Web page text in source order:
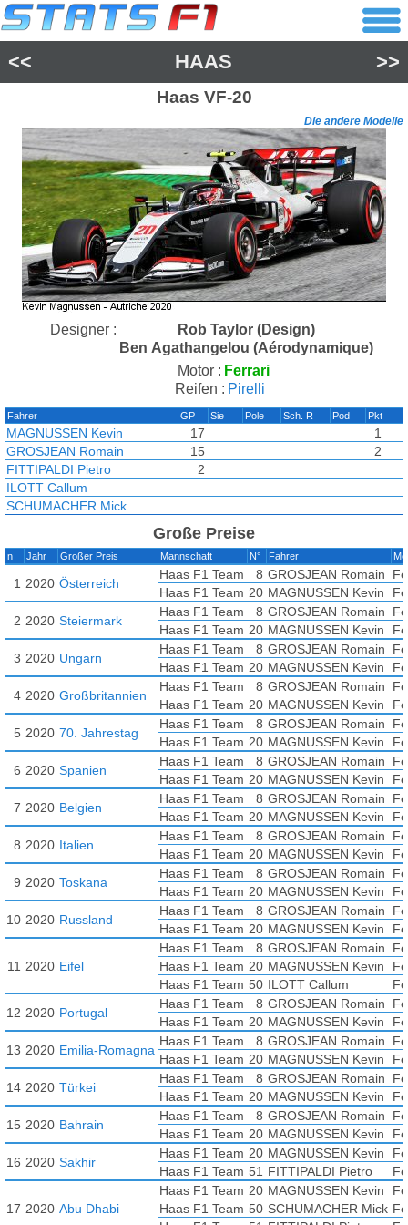
<< HAAS >>
Haas VF-20
Die andere Modelle
Designer :
Rob Taylor (Design)
Ben Agathangelou (Aérodynamique)
Motor : Ferrari
Reifen : Pirelli
Fahrer GP Sie Pole Sch. R Pod Pkt
MAGNUSSEN Kevin 17
1
GROSJEAN Romain
15
2
FITTIPALDI Pietro
2
ILOTT Callum
SCHUMACHER Mick
Große Preise
n Jahr Großer Preis Mannschaft N° Fahrer
1 2020 Österreich
Haas F1 Team 8 GROSJEAN Romain
Haas F1 Team 20 MAGNUSSEN Kevin
2 2020 Steiermark
Haas F1 Team 8 GROSJEAN Romain
Haas F1 Team 20 MAGNUSSEN Kevin
3 2020 Ungarn
Haas F1 Team 8 GROSJEAN Romain
Haas F1 Team 20 MAGNUSSEN Kevin
4 2020 Großbritannien
Haas F1 Team 8 GROSJEAN Romain
Haas F1 Team 20 MAGNUSSEN Kevin
5 2020 70. Jahrestag
Haas F1 Team 8 GROSJEAN Romain
Haas F1 Team 20 MAGNUSSEN Kevin
6 2020 Spanien
Haas F1 Team 8 GROSJEAN Romain
Haas F1 Team 20 MAGNUSSEN Kevin
7 2020 Belgien
Haas F1 Team 8 GROSJEAN Romain
Haas F1 Team 20 MAGNUSSEN Kevin
8 2020 Italien
Haas F1 Team 8 GROSJEAN Romain
Haas F1 Team 20 MAGNUSSEN Kevin
9 2020 Toskana
Haas F1 Team 8 GROSJEAN Romain
Haas F1 Team 20 MAGNUSSEN Kevin
10 2020 Russland
Haas F1 Team 8 GROSJEAN Romain
Haas F1 Team 20 MAGNUSSEN Kevin
11 2020 Eifel
Haas F1 Team 8 GROSJEAN Romain
Haas F1 Team 20 MAGNUSSEN Kevin
Haas F1 Team 50 ILOTT Callum
12 2020 Portugal
Haas F1 Team 8 GROSJEAN Romain
Haas F1 Team 20 MAGNUSSEN Kevin
13 2020 Emilia-Romagna
Haas F1 Team 8 GROSJEAN Romain
Haas F1 Team 20 MAGNUSSEN Kevin
14 2020 Türkei
Haas F1 Team 8 GROSJEAN Romain
Haas F1 Team 20 MAGNUSSEN Kevin
15 2020 Bahrain
Haas F1 Team 8 GROSJEAN Romain
Haas F1 Team 20 MAGNUSSEN Kevin
16 2020 Sakhir
Haas F1 Team 20 MAGNUSSEN Kevin
Haas F1 Team 51 FITTIPALDI Pietro
17 2020 Abu Dhabi
Haas F1 Team 20 MAGNUSSEN Kevin
Haas F1 Team 50 SCHUMACHER Mick